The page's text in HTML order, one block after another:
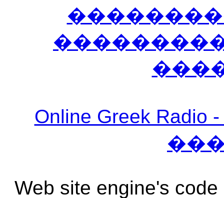
Online Greek
Web site engine's